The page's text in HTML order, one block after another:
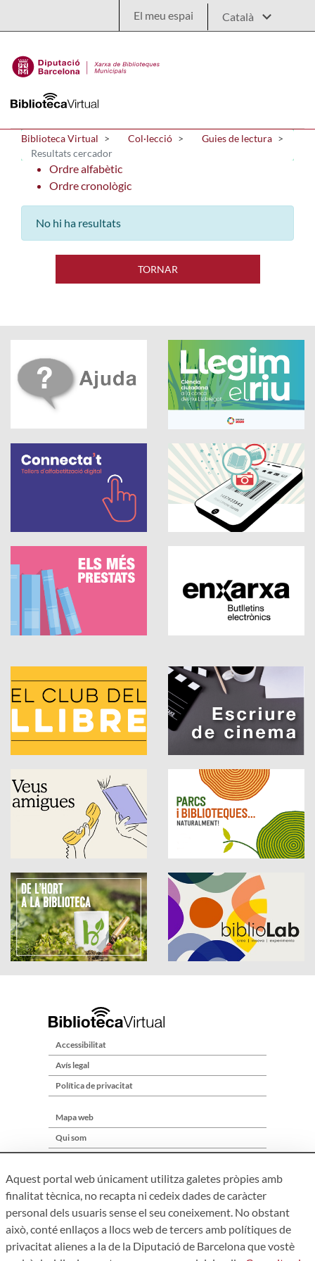
El meu espai
Biblioteca Virtual Col·lecció
Guies de lectura
Resultats cercador
Ordre alfabètic
Ordre cronològic
No hi ha resultats
TORNAR
Accessibilitat
Avís legal
Política de privacitat
Mapa web
Qui som
Aquest portal web únicament utilitza galetes pròpies amb
finalitat tècnica, no recapta ni cedeix dades de caràcter
personal dels usuaris sense el seu coneixement. No obstant
això, conté enllaços a llocs web de tercers amb polítiques de
privacitat alienes a la de la Diputació de Barcelona que vostè